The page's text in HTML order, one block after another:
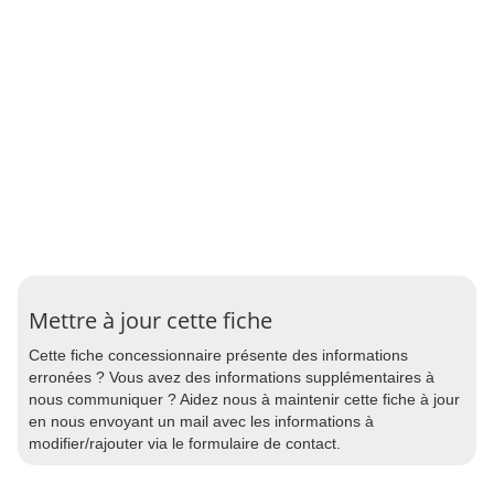
Mettre à jour cette fiche
Cette fiche concessionnaire présente des informations
erronées ? Vous avez des informations supplémentaires à
nous communiquer ? Aidez nous à maintenir cette fiche à jour
en nous envoyant un mail avec les informations à
modifier/rajouter via le formulaire de contact.